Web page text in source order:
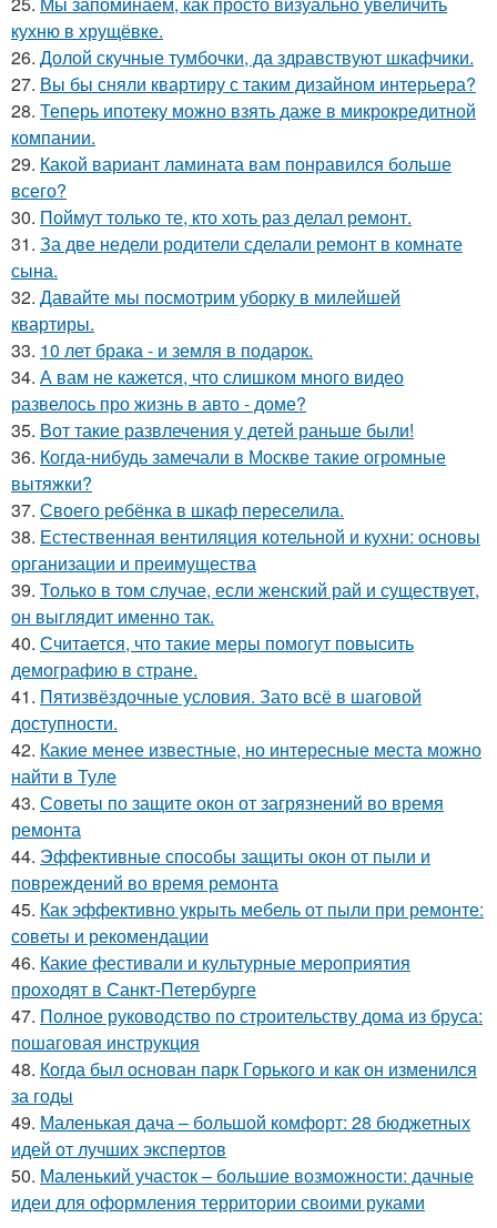
кухню в хрущёвке.
26. Долой скучные тумбочки, да здравствуют шкафчики.
27. Вы бы сняли квартиру с таким дизайном интерьера?
28. Теперь ипотеку можно взять даже в микрокредитной
компании.
29. Какой вариант ламината вам понравился больше
всего?
30. Поймут только те, кто хоть раз делал ремонт.
31. За две недели родители сделали ремонт в комнате
сына.
32. Давайте мы посмотрим уборку в милейшей
квартиры.
33. 10 лет брака - и земля в подарок.
34. А вам не кажется, что слишком много видео
развелось про жизнь в авто - доме?
35. Вот такие развлечения у детей раньше были!
36. Когда-нибудь замечали в Москве такие огромные
вытяжки?
37. Своего ребёнка в шкаф переселила.
38. Естественная вентиляция котельной и кухни: основы
организации и преимущества
39. Только в том случае, если женский рай и существует,
он выглядит именно так.
40. Считается, что такие меры помогут повысить
демографию в стране.
41. Пятизвёздочные условия. Зато всё в шаговой
доступности.
42. Какие менее известные, но интересные места можно
найти в Туле
43. Советы по защите окон от загрязнений во время
ремонта
44. Эффективные способы защиты окон от пыли и
повреждений во время ремонта
45. Как эффективно укрыть мебель от пыли при ремонте:
советы и рекомендации
46. Какие фестивали и культурные мероприятия
проходят в Санкт-Петербурге
47. Полное руководство по строительству дома из бруса:
пошаговая инструкция
48. Когда был основан парк Горького и как он изменился
за годы
49. Маленькая дача – большой комфорт: 28 бюджетных
идей от лучших экспертов
50. Маленький участок – большие возможности: дачные
идеи для оформления территории своими руками